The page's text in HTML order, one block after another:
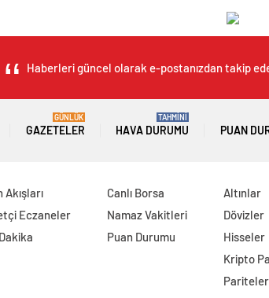
Haberleri güncel olarak e-postanızdan takip
GAZETELER
GÜNLÜK
HAVA DURUMU
TAHMİNİ
PUAN
Akışları
Eczaneler
Canlı Borsa
Namaz Vakitleri
Puan Durumu
Altınlar
Dövizler
Hisseler
Kripto
Pariteler